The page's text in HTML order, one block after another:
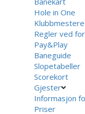
Hole in One
Klubbmestere
Regler ved
Pay&Play
Baneguide
Slopetabeller
Scorekort
Gjester
Informasjon
Priser